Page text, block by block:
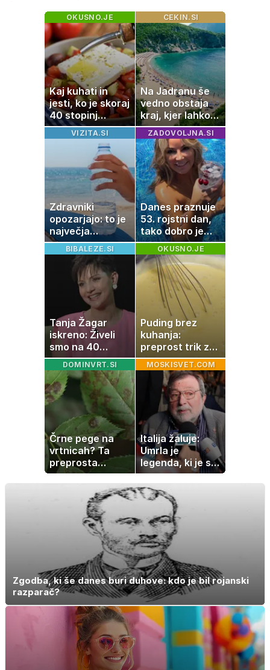
OKUSNO.JE
Kaj kuhati in
jesti, ko je skoraj
40 stopinj
Celzija: 5 kosil
brez prižiganja
CEKIN.SI
Na Jadranu še
vedno obstaja
kraj, kjer lahko
dopustujete
poceni:
nastanitev že od
10 evrov, kosilo
za pet evrov
VIZITA.SI
Zdravniki
opozarjajo: to je
največja
napaka, ki jo
ljudje delajo med
vročino
ZADOVOLJNA.SI
Danes praznuje
53. rojstni dan,
tako dobro je
videti znana
Slovenka
BIBALEZE.SI
Tanja Žagar
iskreno: Živeli
smo na 40
kvadratih, a
imela sem vse,
kar otrok
potrebuje
OKUSNO.JE
Puding brez
kuhanja:
preprost trik za
pripravo v le
nekaj minutah
DOMINVRT.SI
Črne pege na
vrtnicah? Ta
preprosta
sestavina
pomaga
preprečiti
MOSKISVET.COM
Italija žaluje:
Umrla je
legenda, ki je s
svojimi pesmimi
zaznamovala
Italijo
Zgodba, ki še danes buri duhove: kdo je bil rojanski
razparač?